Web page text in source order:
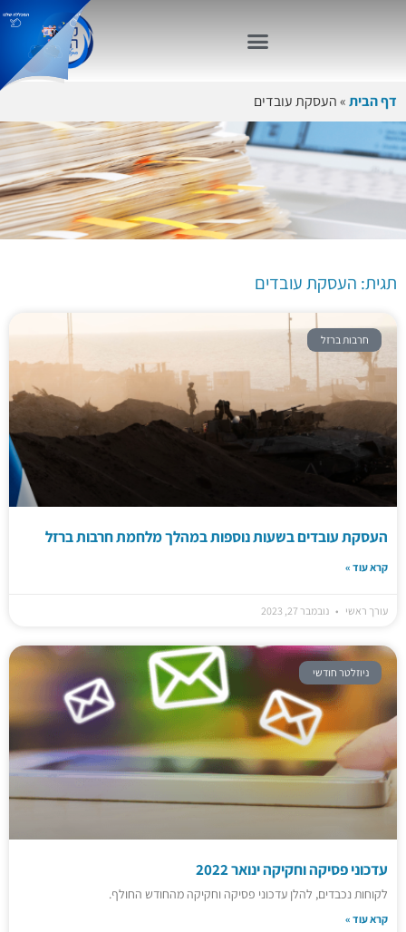
דף הבית»העסקת עובדים
תגית: העסקת עובדים
חרבות ברזל
העסקת עובדים בשעות נוספות במהלך מלחמת חרבות ברזל
קרא עוד »
עורך ראשי נובמבר 27, 2023
ניוזלטר חודשי
עדכוני פסיקה וחקיקה ינואר 2022
לקוחות נכבדים, להלן עדכוני פסיקה וחקיקה מהחודש החולף.
קרא עוד »